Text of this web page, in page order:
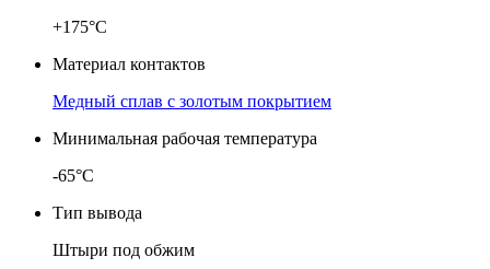
+175°C
Материал контактов
Медный сплав с золотым покрытием
Минимальная рабочая температура
-65°C
Тип вывода
Штыри под обжим